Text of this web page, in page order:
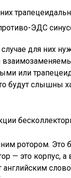
ЭДС
для них
или
будут слышны
ротором. Это
— это корпус,